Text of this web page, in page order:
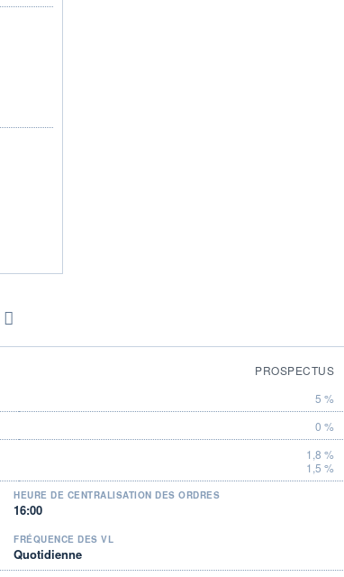
PROSPECTUS
5 %
0 %
1,8 %
1,5 %
HEURE DE CENTRALISATION DES ORDRES
16:00
FRÉQUENCE DES VL
Quotidienne